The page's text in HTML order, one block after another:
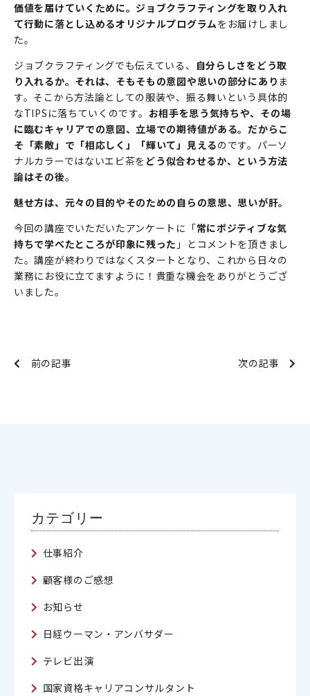
価値を届けていくために。ジョブクラフティングを取り入れ
て行動に落とし込めるオリジナルプログラムをお届けしまし
た。
ジョブクラフティングでも伝えている、 自分らしさをどう取
り入れるか。それは、そもそもの意図や思いの部分にあり ま
す。そこから方法論としての服装や、振る舞いという具体的
なTIPSに落ちていくのです。 お相手を思う気持ちや、その場
に臨むキャリアでの意図、立場での期待値がある。だからこ
そ「素敵」で「相応しく」「輝いて」見えるのです。パーソ
ナルカラーではないエビ茶を どう似合わせるか、という方法
論はその後。
魅せ方は、元々の目的やそのための自らの意思、思いが肝。
今回の講座でいただいたアンケートに「常にポジティブな気
持ちで学べたところが印象に残った 」とコメントを頂きまし
た。講座が終わりではなくスタートとなり、これから日々の
業務にお役に立てますように！貴重な機会をありがとうござ
いました。
前の記事 次の記事
カテゴリー
仕事紹介
顧客様のご感想
お知らせ
日経ウーマン・アンバサダー
テレビ出演
国家資格キャリアコンサルタント